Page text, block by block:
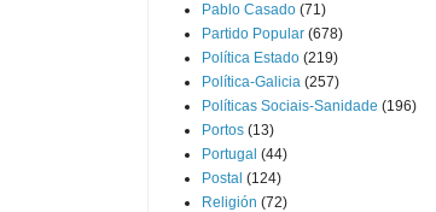
Pablo Casado (71)
Partido Popular (678)
Política Estado (219)
Política-Galicia (257)
Políticas Sociais-Sanidade (196)
Portos (13)
Portugal (44)
Postal (124)
Religión (72)